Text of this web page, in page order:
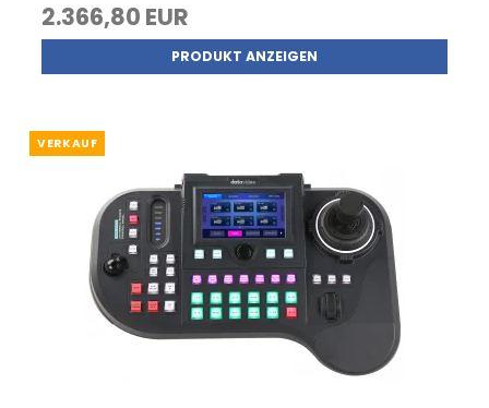
2.366,80 EUR
PRODUKT ANZEIGEN
VERKAUF